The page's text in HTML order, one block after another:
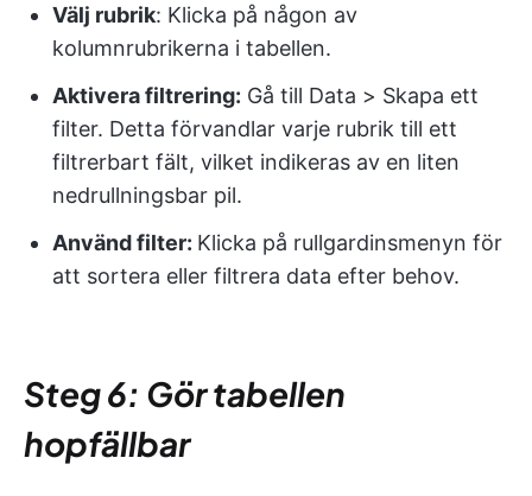
Välj rubrik: Klicka på någon av
kolumnrubrikerna i tabellen.
Aktivera filtrering: Gå till Data > Skapa ett
filter. Detta förvandlar varje rubrik till ett
filtrerbart fält, vilket indikeras av en liten
nedrullningsbar pil.
Använd filter: Klicka på rullgardinsmenyn för
att sortera eller filtrera data efter behov.
Steg 6: Gör tabellen
hopfällbar